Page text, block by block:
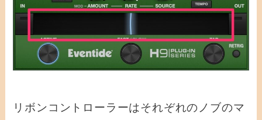
リボンコントローラーはそれぞれのノブのマ